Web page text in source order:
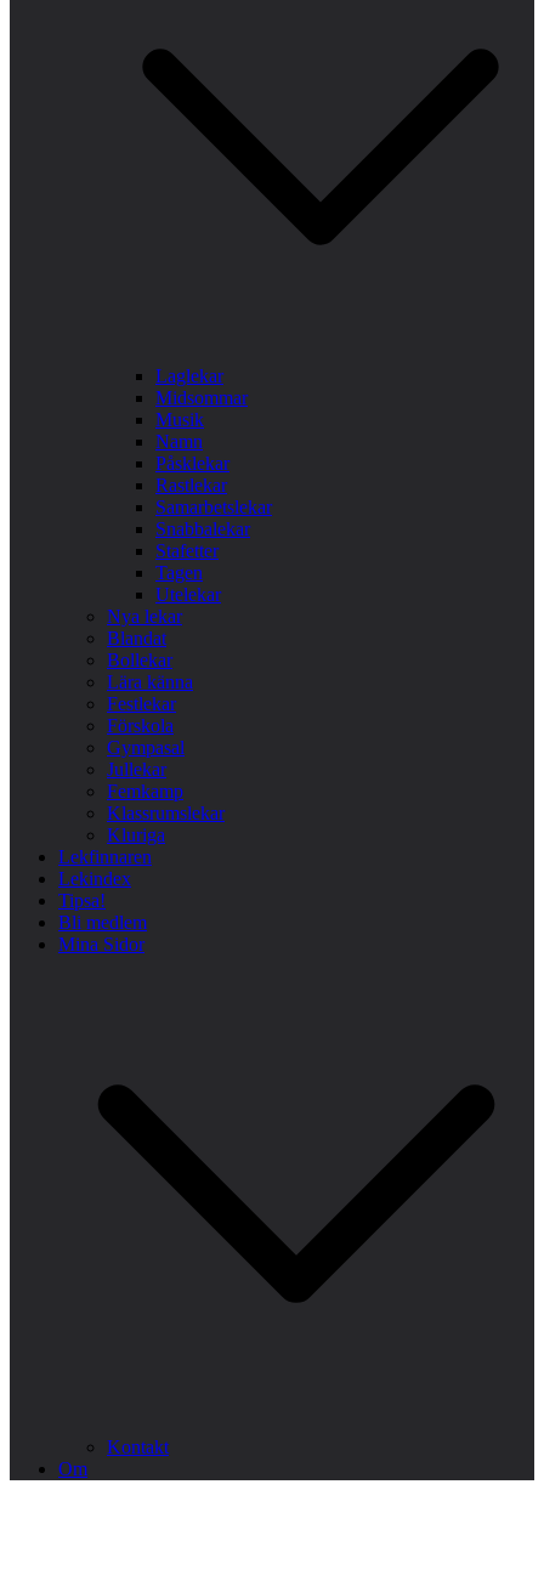
Laglekar
Midsommar
Musik
Namn
Påsklekar
Rastlekar
Samarbetslekar
Snabbalekar
Stafetter
Tagen
Utelekar
Nya lekar
Blandat
Bollekar
Lära känna
Festlekar
Förskola
Gympasal
Jullekar
Femkamp
Klassrumslekar
Kluriga
Lekfinnaren
Lekindex
Tipsa!
Bli medlem
Mina Sidor
Kontakt
Om